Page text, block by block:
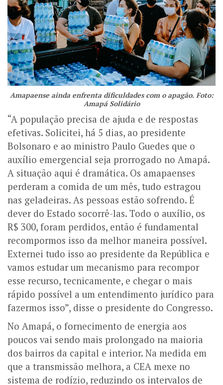
Amapaense ainda enfrenta dificuldades com o apagão. Foto:
Amapá Solidário
“A população precisa de ajuda e de respostas
efetivas. Solicitei, há 5 dias, ao presidente
Bolsonaro e ao ministro Paulo Guedes que o
auxílio emergencial seja prorrogado no Amapá.
A situação aqui é dramática. Os amapaenses
perderam a comida de um mês, tudo estragou
nas geladeiras. As pessoas estão sofrendo. É
dever do Estado socorrê-las. Todo o auxílio, os
R$ 300, foram perdidos, então é fundamental
recompormos isso da melhor maneira possível.
Externei tudo isso ao presidente da República e
vamos estudar um mecanismo para recompor
esse recurso, tecnicamente, e chegar o mais
rápido possível a um entendimento jurídico para
fazermos isso”, disse o presidente do Congresso.
No Amapá, o fornecimento de energia aos
poucos vai sendo mais prolongado na maioria
dos bairros da capital e interior. Na medida em
que a transmissão melhora, a CEA mexe no
sistema de rodízio, reduzindo os intervalos de